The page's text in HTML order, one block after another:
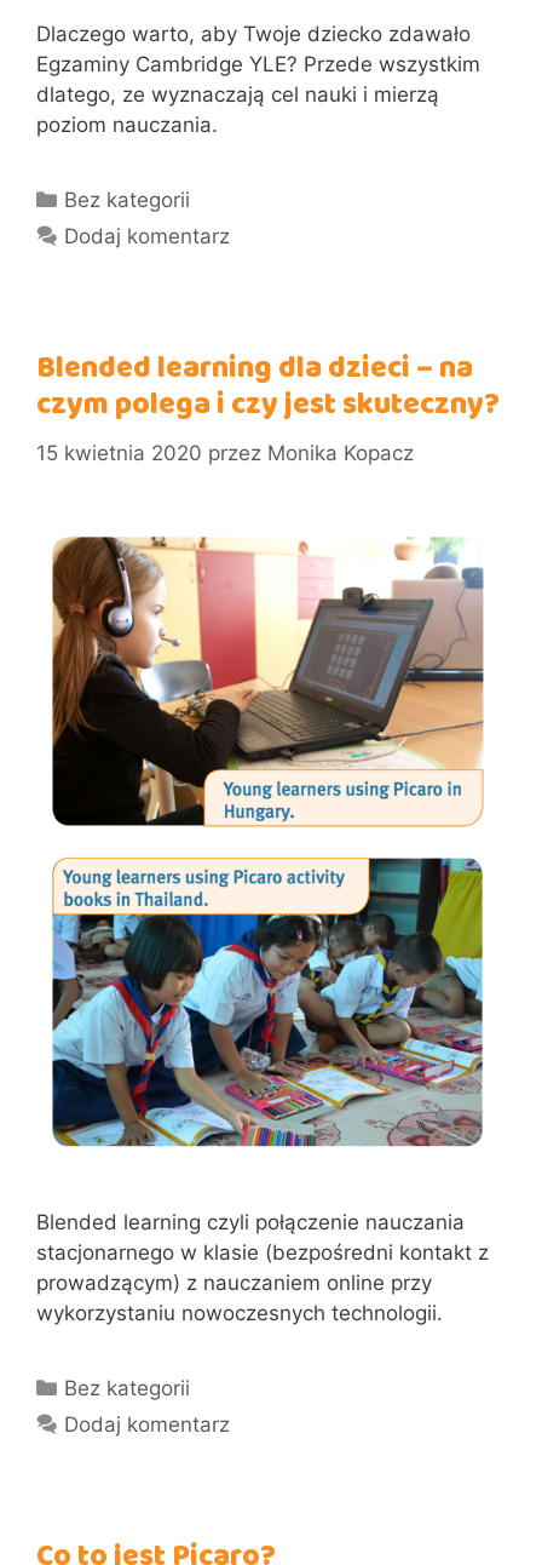
Dlaczego warto, aby Twoje dziecko zdawało
Egzaminy Cambridge YLE? Przede wszystkim
dlatego, ze wyznaczają cel nauki i mierzą
poziom nauczania.
Kategorie
Bez kategorii
Dodaj komentarz
Blended learning dla dzieci – na
czym polega i czy jest skuteczny?
15 kwietnia 2020 przez Monika Kopacz
Blended learning czyli połączenie nauczania
stacjonarnego w klasie (bezpośredni kontakt z
prowadzącym) z nauczaniem online przy
wykorzystaniu nowoczesnych technologii.
Kategorie
Bez kategorii
Dodaj komentarz